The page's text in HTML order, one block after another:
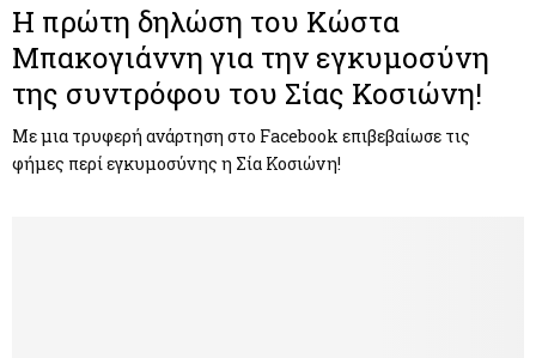
Η πρώτη δηλώση του Κώστα
Μπακογιάννη για την εγκυμοσύνη
της συντρόφου του Σίας Κοσιώνη!
Με μια τρυφερή ανάρτηση στο Facebook επιβεβαίωσε τις
φήμες περί εγκυμοσύνης η Σία Κοσιώνη!